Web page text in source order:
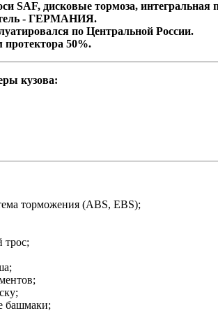
SAF, дисковые тормоза, интегральная
- ГЕРМАНИЯ.
по Центральной России.
протектора 50%.
кузова:
торможения (ABS, EBS);
трос;
башмаки;